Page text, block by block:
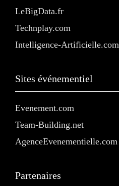
LeBigData.fr
Technplay.com
Intelligence-Artificielle.com
Sites événementiel
Evenement.com
Team-Building.net
AgenceEvenementielle.com
Partenaires